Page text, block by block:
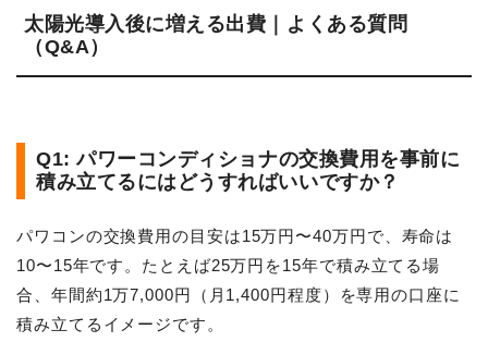
太陽光導入後に増える出費｜よくある質問
（Q&A）
Q1: パワーコンディショナの交換費用を事前に
積み立てるにはどうすればいいですか？
パワコンの交換費用の目安は15万円〜40万円で、寿命は
10〜15年です。たとえば25万円を15年で積み立てる場
合、年間約1万7,000円（月1,400円程度）を専用の口座に
積み立てるイメージです。